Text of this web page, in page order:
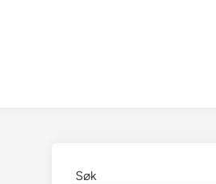
Søk